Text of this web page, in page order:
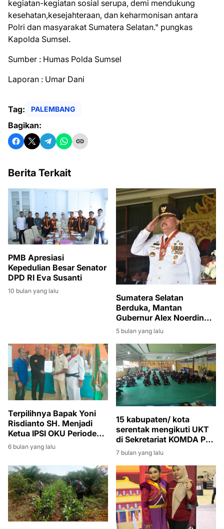
kegiatan-kegiatan sosial serupa, demi mendukung
kesehatan,kesejahteraan, dan keharmonisan antara
Polri dan masyarakat Sumatera Selatan." pungkas
Kapolda Sumsel.
Sumber : Humas Polda Sumsel
Laporan : Umar Dani
Tag: PALEMBANG
Bagikan:
Berita Terkait
PMB Apresiasi
Kepedulian Besar Senator
DPD RI Eva Susanti
10 bulan yang lalu
Sumatera Selatan
Berduka, Mantan
Gubernur Alex Noerdin
Meninggal Dunia
5 bulan yang lalu
Terpilihnya Bapak Yoni
Risdianto SH. Menjadi
Ketua IPSI OKU Periode
2026 - 2030
6 bulan yang lalu
15 kabupaten/ kota
serentak mengikuti UKT
di Sekretariat KOMDA PPS
Sumsel
7 bulan yang lalu